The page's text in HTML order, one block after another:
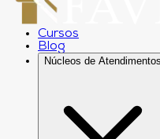
Cursos
Blog
Núcleos de Atendimentos